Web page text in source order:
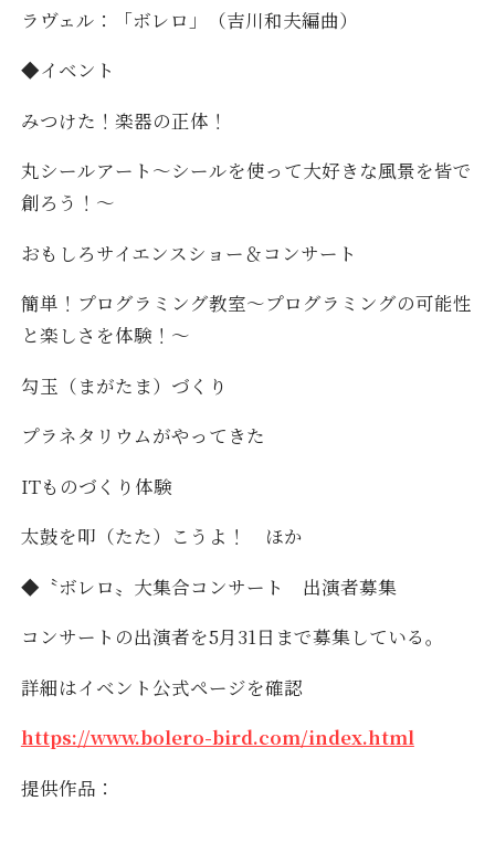
ラヴェル：「ボレロ」（吉川和夫編曲）
◆イベント
みつけた！楽器の正体！
丸シールアート～シールを使って大好きな風景を皆で
創ろう！～
おもしろサイエンスショー＆コンサート
簡単！プログラミング教室～プログラミングの可能性
と楽しさを体験！～
勾玉（まがたま）づくり
プラネタリウムがやってきた
ITものづくり体験
太鼓を叩（たた）こうよ！ ほか
◆〝ボレロ〟大集合コンサート 出演者募集
コンサートの出演者を5月31日まで募集している。
詳細はイベント公式ページを確認
https://www.bolero-bird.com/index.html
提供作品：